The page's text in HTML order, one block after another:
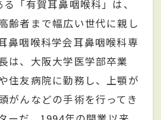
「有賀耳鼻咽喉科」は、
齢者まで幅広い世代に親し
鼻咽喉科学会耳鼻咽喉科専
は、大阪大学医学部卒業
住友病院に勤務し、上顎が
がんなどの手術を行ってき